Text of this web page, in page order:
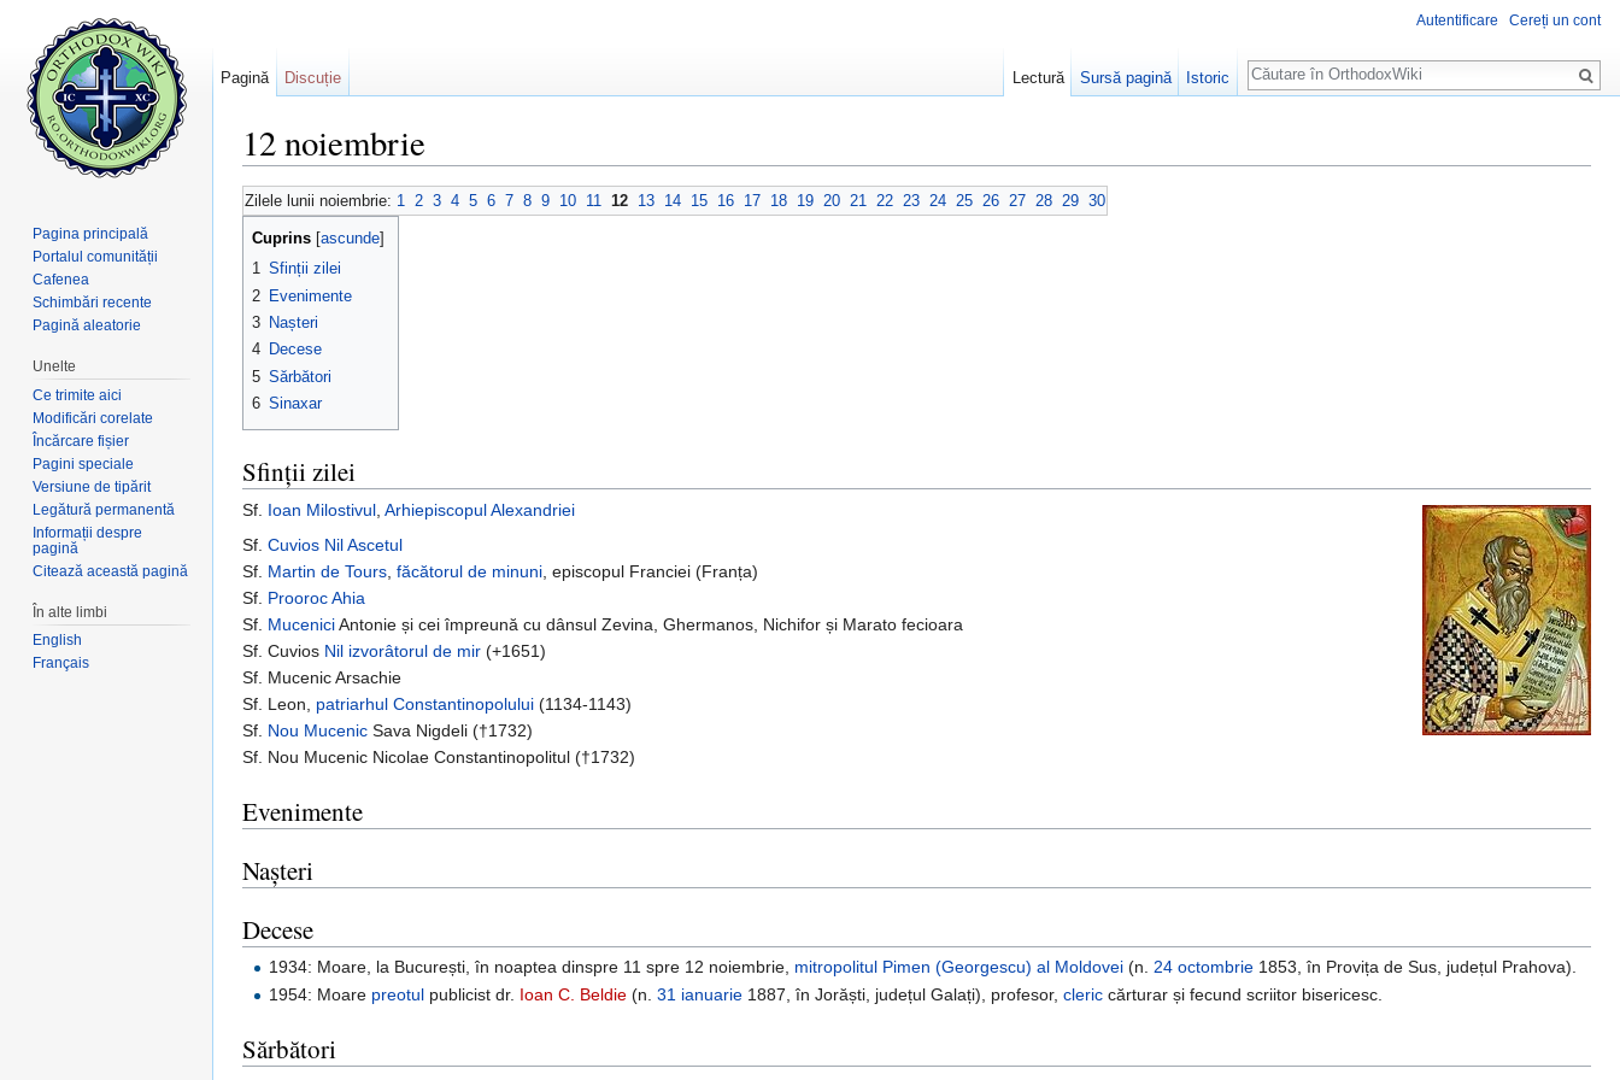
12 noiembrie
Zilele lunii noiembrie: 1 2 3 4 5 6 7 8 9 10 11 12 13 14 15 16 17 18 19 20 21 22 23 24 25 26 27 28 29 30
Cuprins ascunde
1 Sfinții zilei
2 Evenimente
3 Nașteri
4 Decese
5 Sărbători
6 Sinaxar
Sfinții zilei
Sf. Ioan Milostivul ArhiepiscopulAlexandriei
Sf. Cuvios Nil Ascetul
Sf. Martin de Tours făcătorul de minuni , episcopul Franciei (Franța)
Sf. Prooroc Ahia
Sf. MuceniciAntonie și cei împreună cu dânsul Zevina, Ghermanos, Nichifor și Marato fecioara
Sf. Cuvios Nil izvorâtorul de mir (+1651)
Sf. Mucenic Arsachie
Sf. Leon, patriarhul Constantinopolului (1134-1143)
Sf. Nou Mucenic Sava Nigdeli (†1732)
Sf. Nou Mucenic Nicolae Constantinopolitul (†1732)
Evenimente
Nașteri
Decese
1934: Moare, la București, în noaptea dinspre 11 spre 12 noiembrie, mitropolitul Pimen (Georgescu) al Moldovei (n. 24 octombrie 1853, în Provița de Sus, județul Prahova).
1954: Moare preotul publicist dr. Ioan C. Beldie (n.31 ianuarie 1887, în Jorăști, județul Galați), profesor,cleric cărturar și fecund scriitor bisericesc.
Sărbători
Autentificare Cereți un cont
Pagină Discuție Lectură Sursă pagină Istoric
Căutare
Pagina principală
Portalul comunității
Cafenea
Schimbări recente
Pagină aleatorie
Unelte
Ce trimite aici
Modificări corelate
Încărcare fișier
Pagini speciale
Versiune de tipărit
Legătură permanentă
Informații despre
pagină
Citează această pagină
În alte limbi
English
Français